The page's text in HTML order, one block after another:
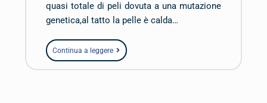
quasi totale di peli dovuta a una mutazione
genetica,al tatto la pelle è calda…
Continua a leggere